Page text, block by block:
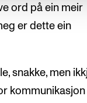
ord på ein meir
er dette ein
snakke, men